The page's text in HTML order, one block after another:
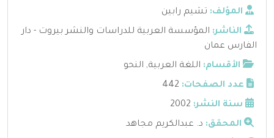
المؤلف: تشيم رابين
الناشر: المؤسسة العربية للدراسات والنشر بيروت - دار
الفارس عمان
الأقسام: اللغة العربية, النحو
عدد الصفحات: 442
سنة النشر: 2002
المحقق: د. عبدالكريم مجاهد